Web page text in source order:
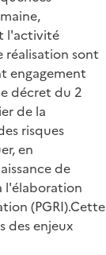
l'activité
réalisation sont
engagement
décret du 2
de la
risques
en
de
l'élaboration
(PGRI).Cette
des enjeux